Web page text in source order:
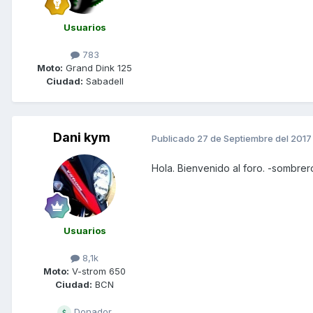
Usuarios
783
Moto: Grand Dink 125
Ciudad: Sabadell
Dani kym
Usuarios
8,1k
Moto: V-strom 650
Ciudad: BCN
Publicado 27 de Septiembre del 2017
Hola. Bienvenido al foro. -